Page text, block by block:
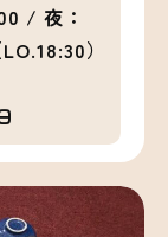
/ 夜：
）